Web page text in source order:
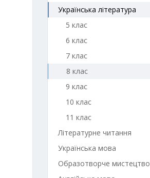
Українська література
5 клас
6 клас
7 клас
8 клас
9 клас
10 клас
11 клас
Літературне читання
Українська мова
Образотворче мистецтво